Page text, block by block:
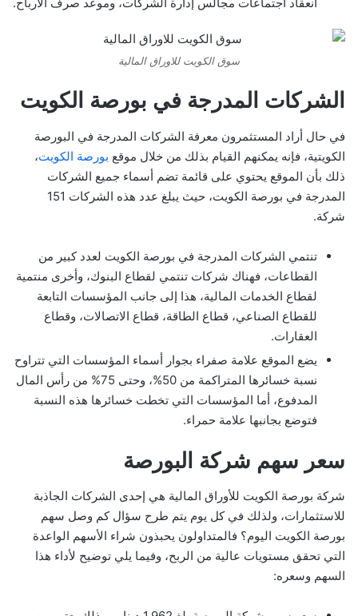
سوق الكويت للاوراق المالية
الشركات المدرجة في بورصة الكويت
في حال أراد المستثمرون معرفة الشركات المدرجة في البورصة
الكويتية، فإنه يمكنهم القيام بذلك من خلال موقع بورصة الكويت،
ذلك بأن الموقع يحتوي على قائمة تضم أسماء جميع الشركات
المدرجة في بورصة الكويت، حيث يبلغ عدد هذه الشركات 151
شركة.
تنتمي الشركات المدرجة في بورصة الكويت لعدد كبير من
القطاعات، فهناك شركات تنتمي لقطاع البنوك، وأخرى منتمية
لقطاع الخدمات المالية، هذا إلى جانب المؤسسات التابعة
للقطاع الصناعي، قطاع الطاقة، قطاع الاتصالات، وقطاع
العقارات.
يضع الموقع علامة صفراء بجوار أسماء المؤسسات التي تتراوح
نسبة خسائرها المتراكمة من 50%، وحتى 75% من رأس المال
المدفوع، أما المؤسسات التي تخطت خسائرها هذه النسبة
فتوضع بجانبها علامة حمراء.
سعر سهم شركة البورصة
شركة بورصة الكويت للأوراق المالية هي إحدى الشركات الجاذبة
للاستثمارات، ولذلك في كل يوم يتم طرح سؤال كم وصل سهم
بورصة الكويت اليوم؟ فالمتداولون يحبذون شراء الأسهم الواعدة
التي تحقق مستويات عالية من الربح، وفيما يلي توضيح لأداء هذا
السهم وسعره: